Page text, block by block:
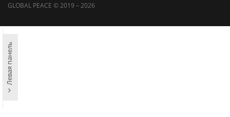
GLOBAL PEACE © 2019 – 2026
Левая панель